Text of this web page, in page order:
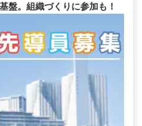
盤。組織づくりに参加も！